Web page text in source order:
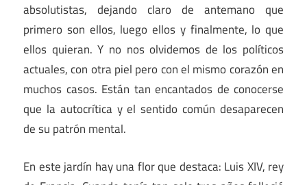
absolutistas, dejando claro de antemano que
primero son ellos, luego ellos y finalmente, lo que
ellos quieran. Y no nos olvidemos de los políticos
actuales, con otra piel pero con el mismo corazón en
muchos casos. Están tan encantados de conocerse
que la autocrítica y el sentido común desaparecen
de su patrón mental.
En este jardín hay una flor que destaca: Luis XIV, rey